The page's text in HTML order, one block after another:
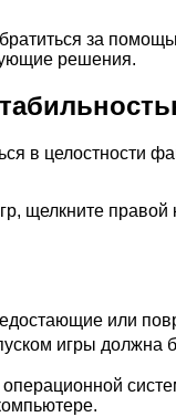
за
решения.
в целостности
щелкните
или
игры должна